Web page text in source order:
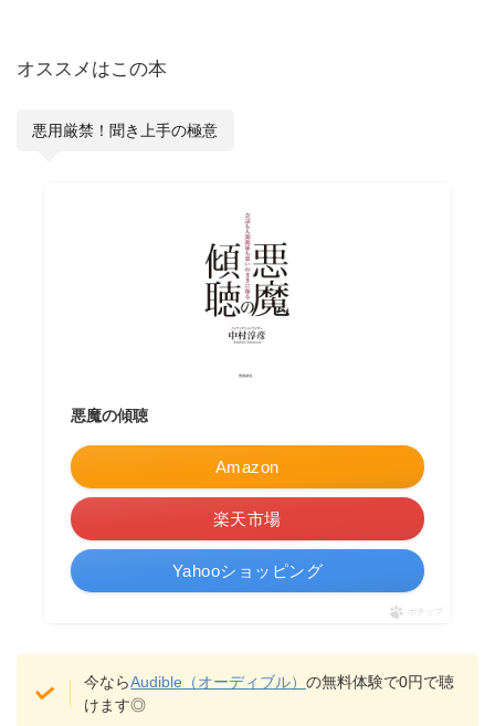
オススメはこの本
悪用厳禁！聞き上手の極意
悪魔の傾聴
Amazon
楽天市場
Yahooショッピング
ポチップ
今ならAudible（オーディブル）の無料体験で0円で聴
けます◎